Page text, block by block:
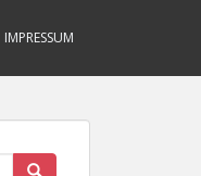
IMPRESSUM